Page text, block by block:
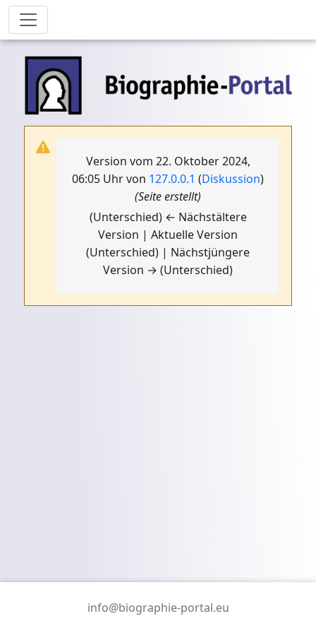
Version vom 22. Oktober 2024,
06:05 Uhr von 127.0.0.1 (Diskussion)
(Seite erstellt)
(Unterschied) ← Nächstältere
Version | Aktuelle Version
(Unterschied) | Nächstjüngere
Version → (Unterschied)
info@biographie-portal.eu